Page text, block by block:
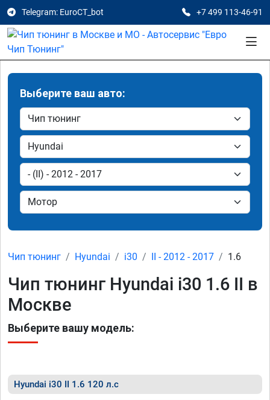
Telegram: EuroCT_bot +7 499 113-46-91
Выберите ваш авто:
Чип тюнинг Hyundai i30 II - 2012 - 2017 1.6
Чип тюнинг Hyundai i30 1.6 II в
Москве
Выберите вашу модель:
Hyundai i30 II 1.6 120 л.с